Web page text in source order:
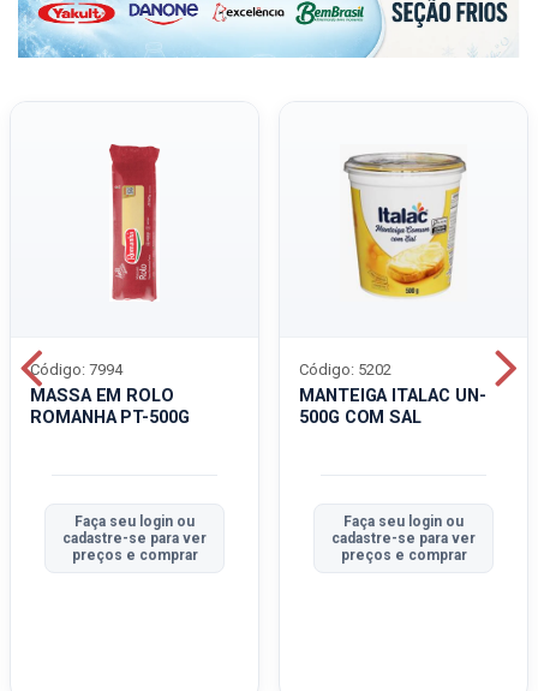
MASSA EM ROLO
ROMANHA PT-500G
Código: 7994
Faça seu login ou
cadastre-se para ver
preços e comprar
MANTEIGA ITALAC UN-
500G COM SAL
Código: 5202
Faça seu login ou
cadastre-se para ver
preços e comprar